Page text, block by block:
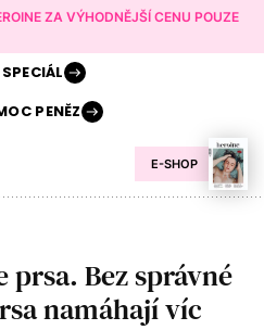
ZA VÝHODNĚJŠÍ CENU POUZE
E-SHOP
SPECIÁL
PENĚZ
prsa. Bez správné
namáhají víc